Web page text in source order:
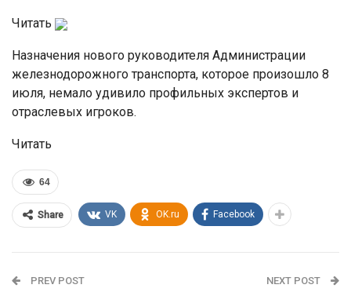
Читать
Назначения нового руководителя Администрации
железнодорожного транспорта, которое произошло 8
июля, немало удивило профильных экспертов и
отраслевых игроков.
Читать
64
Share VK OK.ru Facebook
PREV POST NEXT POST